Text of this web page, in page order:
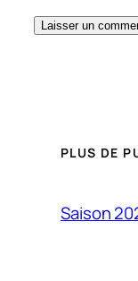
PLUS DE
Saison